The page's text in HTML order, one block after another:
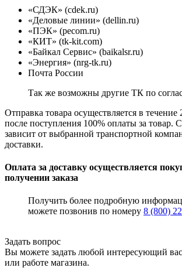
«СДЭК» (cdek.ru)
«Деловые линии» (dellin.ru)
«ПЭК» (pecom.ru)
«КИТ» (tk-kit.com)
«Байкал Сервис» (baikalsr.ru)
«Энергия» (nrg-tk.ru)
Почта России
Так же возможны другие ТК по
Отправка товара осуществляется в течение
после поступления 100% оплаты за товар.
зависит от выбранной транспортной
доставки.
Оплата за доставку осуществляется
получении заказа
Получить более подробную
можете позвонив по номеру 8 (800)
Задать вопрос
Вы можете задать любой интересующий
или работе магазина.